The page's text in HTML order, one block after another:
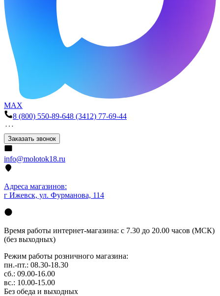
MAX
8 (800) 550-89-648 (3412) 77-69-44
Заказать звонок
info@molotok18.ru
Адреса магазинов:
г Ижевск, ул. Фурманова, 114
Время работы интернет-магазина: с 7.30 до 20.00 часов (МСК)
(без выходных)
Режим работы розничного магазина:
пн.-пт.: 08.30-18.30
сб.: 09.00-16.00
вс.: 10.00-15.00
Без обеда и выходных